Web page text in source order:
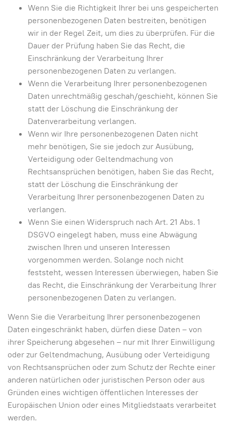
Wenn Sie die Richtigkeit Ihrer bei uns gespeicherten
personenbezogenen Daten bestreiten, benötigen
wir in der Regel Zeit, um dies zu überprüfen. Für die
Dauer der Prüfung haben Sie das Recht, die
Einschränkung der Verarbeitung Ihrer
personenbezogenen Daten zu verlangen.
Wenn die Verarbeitung Ihrer personenbezogenen
Daten unrechtmäßig geschah/geschieht, können Sie
statt der Löschung die Einschränkung der
Datenverarbeitung verlangen.
Wenn wir Ihre personenbezogenen Daten nicht
mehr benötigen, Sie sie jedoch zur Ausübung,
Verteidigung oder Geltendmachung von
Rechtsansprüchen benötigen, haben Sie das Recht,
statt der Löschung die Einschränkung der
Verarbeitung Ihrer personenbezogenen Daten zu
verlangen.
Wenn Sie einen Widerspruch nach Art. 21 Abs. 1
DSGVO eingelegt haben, muss eine Abwägung
zwischen Ihren und unseren Interessen
vorgenommen werden. Solange noch nicht
feststeht, wessen Interessen überwiegen, haben Sie
das Recht, die Einschränkung der Verarbeitung Ihrer
personenbezogenen Daten zu verlangen.
Wenn Sie die Verarbeitung Ihrer personenbezogenen
Daten eingeschränkt haben, dürfen diese Daten – von
ihrer Speicherung abgesehen – nur mit Ihrer Einwilligung
oder zur Geltendmachung, Ausübung oder Verteidigung
von Rechtsansprüchen oder zum Schutz der Rechte einer
anderen natürlichen oder juristischen Person oder aus
Gründen eines wichtigen öffentlichen Interesses der
Europäischen Union oder eines Mitgliedstaats verarbeitet
werden.